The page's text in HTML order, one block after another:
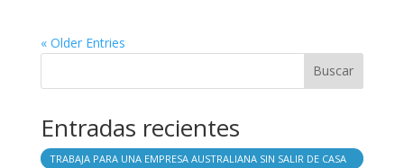
« Older Entries
Buscar
Entradas recientes
TRABAJA PARA UNA EMPRESA AUSTRALIANA SIN SALIR DE CASA